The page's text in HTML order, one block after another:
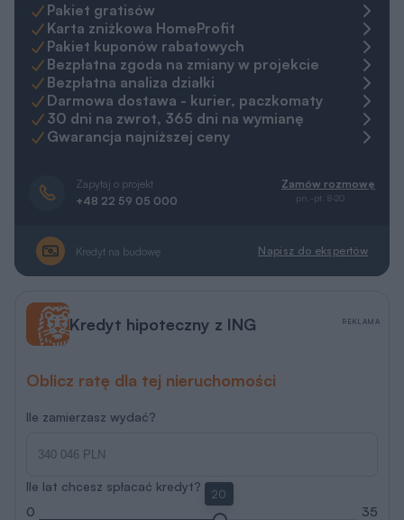
Pakiet gratisów
Karta zniżkowa HomeProfit
Pakiet kuponów rabatowych
Bezpłatna zgoda na zmiany w projekcie
Bezpłatna analiza działki
Darmowa dostawa - kurier, paczkomaty
30 dni na zwrot, 365 dni na wymianę
Gwarancja najniższej ceny
Zapytaj o projekt
+48 22 59 05 000
Zamów rozmowę
pn.-pt. 8-20
Kredyt na budowę Napisz do ekspertów
Kredyt hipoteczny z ING
Oblicz ratę dla tej nieruchomości
Ile zamierzasz wydać?
Ile lat chcesz spłacać kredyt?
0
20
35
REKLAMA